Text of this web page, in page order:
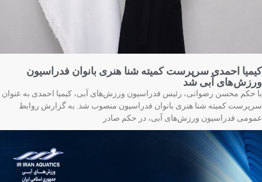
احمدی سرپرست کمیته شنا هنری بانوان فدراسیون
آبی شد
حکم محسن رضوانی، رئیس فدراسیون ورزش‌های آبی، کیمیا احمدی به عنوان
کمیته شنا هنری بانوان فدراسیون منصوب شد. به گزارش روابط
فدراسیون ورزش‌های آبی، در حکم صادر